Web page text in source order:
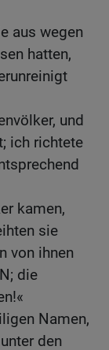
aus wegen
hatten,
und
ich richtete
kamen,
sie
von ihnen
die
Namen,
den